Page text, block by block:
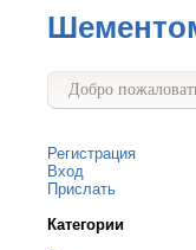
Добро
Регистрация
Вход
Прислать
Категории